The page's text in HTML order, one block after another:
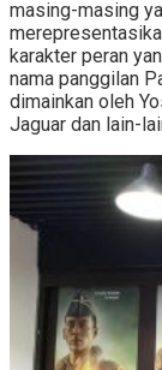
masing-masing
karakter peran
nama panggilan
dimainkan oleh
Jaguar dan lain-